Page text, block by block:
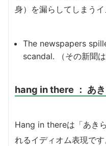
身）を漏らしてしまうイ
The newspapers
scandal. （その新聞
hang in there ： あ
Hang in thereは「あき
れるイディオム表現です